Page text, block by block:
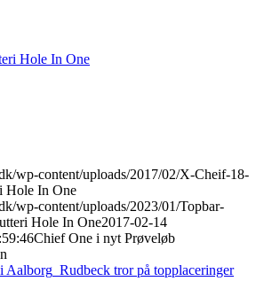
Hole In One
wp-content/uploads/2017/02/X-Cheif-18-
Hole In One
wp-content/uploads/2023/01/Topbar-
Hole In One2017-02-14
Chief One i nyt Prøveløb
Aalborg Rudbeck tror på topplaceringer